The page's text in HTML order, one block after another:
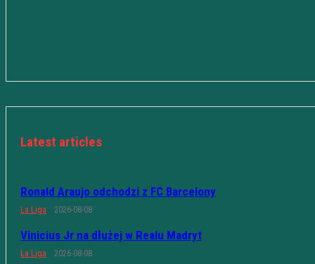
Latest articles
Ronald Araujo odchodzi z FC Barcelony
La Liga 2026-08-08
Vinicius Jr na dłużej w Realu Madryt
La Liga 2026-08-08